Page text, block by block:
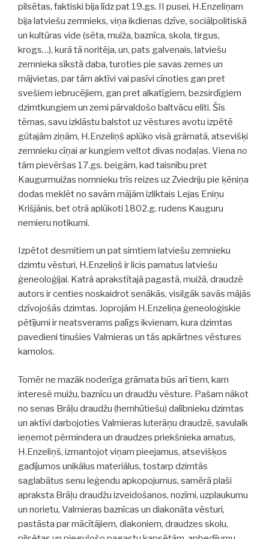
pilsētas, faktiski bija līdz pat 19.gs. II pusei, H.Enzeliņam
bija latviešu zemnieks, viņa ikdienas dzīve, sociālpolitiskā
un kultūras vide (sēta, muiža, baznīca, skola, tirgus,
krogs…), kurā tā noritēja, un, pats galvenais, latviešu
zemnieka sīkstā daba, turoties pie savas zemes un
mājvietas, par tām aktīvi vai pasīvi cīnoties gan pret
svešiem iebrucējiem, gan pret alkatīgiem, bezsirdīgiem
dzimtkungiem un zemi pārvaldošo baltvācu eliti. Šīs
tēmas, savu izklāstu balstot uz vēstures avotu izpētē
gūtajām ziņām, H.Enzeliņš aplūko visā grāmatā, atsevišķi
zemnieku cīņai ar kungiem veltot divas nodaļas. Viena no
tām pievēršas 17.gs. beigām, kad taisnību pret
Kaugurmuižas nomnieku trīs reizes uz Zviedriju pie ķēniņa
dodas meklēt no savām mājām izliktais Lejas Eniņu
Krišjānis, bet otrā aplūkoti 1802.g. rudens Kauguru
nemieru notikumi.
Izpētot desmitiem un pat simtiem latviešu zemnieku
dzimtu vēsturi, H.Enzeliņš ir licis pamatus latviešu
ģeneoloģijai. Katrā aprakstītajā pagastā, muižā, draudzē
autors ir centies noskaidrot senākās, visilgāk savās mājās
dzīvojošās dzimtas. Joprojām H.Enzeliņa ģeneoloģiskie
pētījumi ir neatsverams palīgs ikvienam, kura dzimtas
pavedieni tinušies Valmieras un tās apkārtnes vēstures
kamolos.
Tomēr ne mazāk noderīga grāmata būs arī tiem, kam
interesē muižu, baznīcu un draudžu vēsture. Pašam nākot
no senas Brāļu draudžu (hernhūtiešu) dalībnieku dzimtas
un aktīvi darbojoties Valmieras luterāņu draudzē, savulaik
ieņemot pērmindera un draudzes priekšnieka amatus,
H.Enzeliņš, izmantojot viņam pieejamus, atsevišķos
gadījumos unikālus materiālus, tostarp dzimtās
saglabātus senu leģendu apkopojumus, samērā plaši
apraksta Brāļu draudžu izveidošanos, nozīmi, uzplaukumu
un norietu, Valmieras baznīcas un diakonāta vēsturi,
pastāsta par mācītājiem, diakoniem, draudzes skolu,